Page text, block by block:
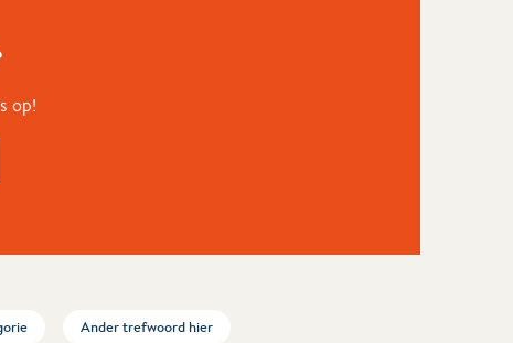
op!
Ander trefwoord hier